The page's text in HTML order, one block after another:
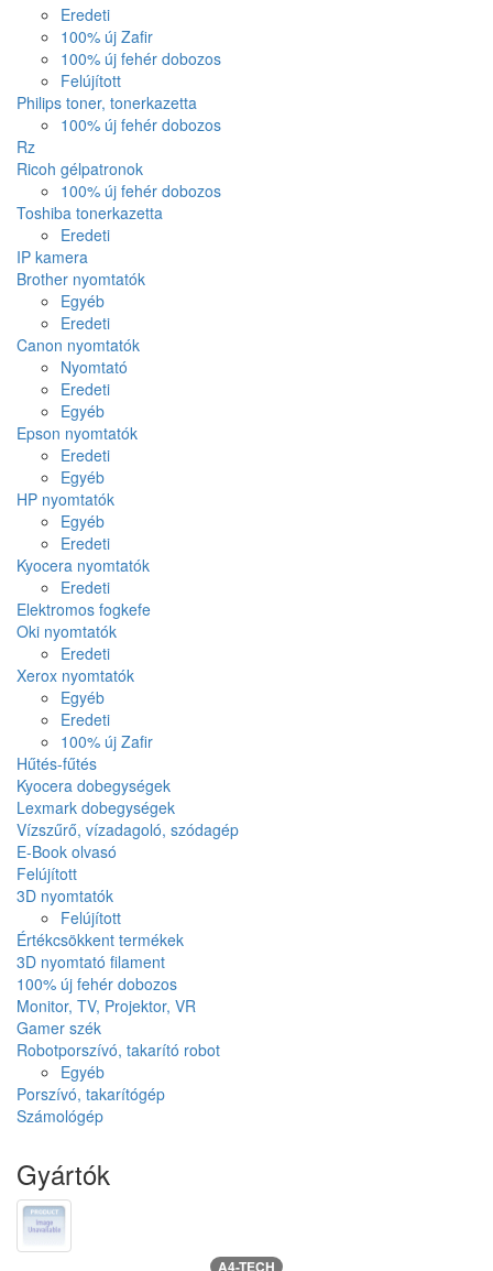
Eredeti
100% új Zafir
100% új fehér dobozos
Felújított
Philips toner, tonerkazetta
100% új fehér dobozos
Rz
Ricoh gélpatronok
100% új fehér dobozos
Toshiba tonerkazetta
Eredeti
IP kamera
Brother nyomtatók
Egyéb
Eredeti
Canon nyomtatók
Nyomtató
Eredeti
Egyéb
Epson nyomtatók
Eredeti
Egyéb
HP nyomtatók
Egyéb
Eredeti
Kyocera nyomtatók
Eredeti
Elektromos fogkefe
Oki nyomtatók
Eredeti
Xerox nyomtatók
Egyéb
Eredeti
100% új Zafir
Hűtés-fűtés
Kyocera dobegységek
Lexmark dobegységek
Vízszűrő, vízadagoló, szódagép
E-Book olvasó
Felújított
3D nyomtatók
Felújított
Értékcsökkent termékek
3D nyomtató filament
100% új fehér dobozos
Monitor, TV, Projektor, VR
Gamer szék
Robotporszívó, takarító robot
Egyéb
Porszívó, takarítógép
Számológép
Gyártók
A4-TECH